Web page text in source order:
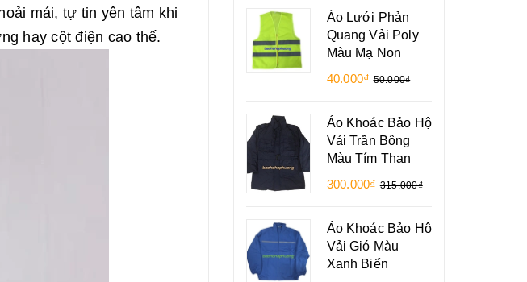
mái, tự tin yên tâm khi
hay cột điện cao thế.
Áo Lưới Phản
Quang Vải Poly
Màu Mạ Non
40.000₫ 50.000₫
Áo Khoác Bảo Hộ
Vải Trần Bông
Màu Tím Than
300.000₫ 315.000₫
Áo Khoác Bảo Hộ
Vải Gió Màu
Xanh Biển